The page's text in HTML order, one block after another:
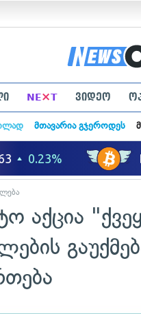
NE×T ვიდეო
მთავარია გჯეროდეს
აქცია